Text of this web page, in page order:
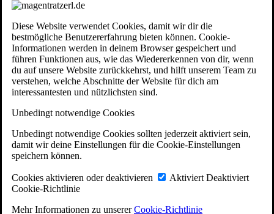
Diese Website verwendet Cookies, damit wir dir die
bestmögliche Benutzererfahrung bieten können. Cookie-
Informationen werden in deinem Browser gespeichert und
führen Funktionen aus, wie das Wiedererkennen von dir, wenn
du auf unsere Website zurückkehrst, und hilft unserem Team zu
verstehen, welche Abschnitte der Website für dich am
interessantesten und nützlichsten sind.
Unbedingt notwendige Cookies
Unbedingt notwendige Cookies sollten jederzeit aktiviert sein,
damit wir deine Einstellungen für die Cookie-Einstellungen
speichern können.
Cookies aktivieren oder deaktivieren Aktiviert Deaktiviert
Cookie-Richtlinie
Mehr Informationen zu unsererCookie-Richtlinie